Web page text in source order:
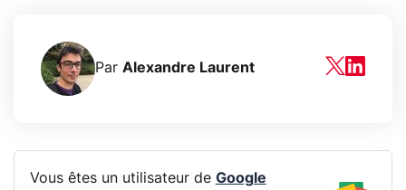
Par Alexandre Laurent
Vous êtes un utilisateur de Google